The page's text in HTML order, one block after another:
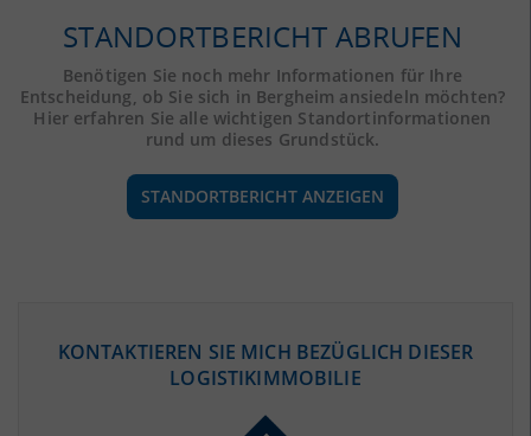
STANDORTBERICHT ABRUFEN
Benötigen Sie noch mehr Informationen für Ihre
Entscheidung, ob Sie sich in Bergheim ansiedeln möchten?
Hier erfahren Sie alle wichtigen Standortinformationen
rund um dieses Grundstück.
STANDORTBERICHT ANZEIGEN
(STAND: 12/2019)
KONTAKTIEREN SIE MICH BEZÜGLICH DIESER
LOGISTIKIMMOBILIE